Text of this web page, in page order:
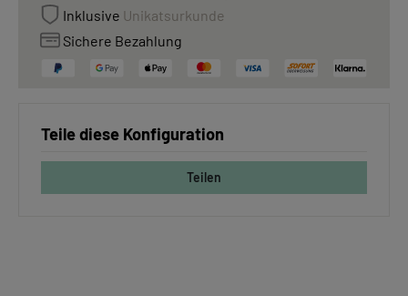
Inklusive Unikatsurkunde
Sichere Bezahlung
Teile diese Konfiguration
Teilen